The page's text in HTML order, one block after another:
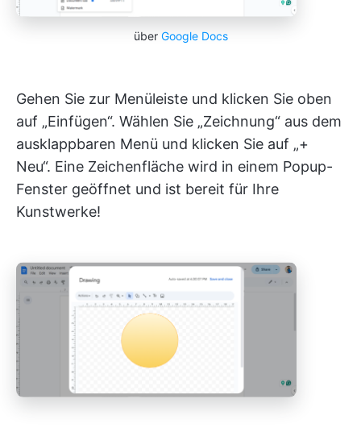
über Google Docs
Gehen Sie zur Menüleiste und klicken Sie oben
auf „Einfügen“. Wählen Sie „Zeichnung“ aus dem
ausklappbaren Menü und klicken Sie auf „+
Neu“. Eine Zeichenfläche wird in einem Popup-
Fenster geöffnet und ist bereit für Ihre
Kunstwerke!